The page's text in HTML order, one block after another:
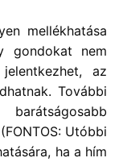
mellékhatása
gondokat nem
az
További
Utóbbi
ha a hím